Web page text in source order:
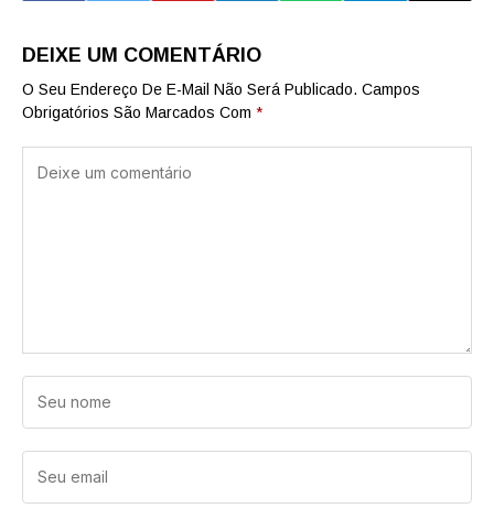
DEIXE UM COMENTÁRIO
O Seu Endereço De E-Mail Não Será Publicado. Campos
Obrigatórios São Marcados Com *